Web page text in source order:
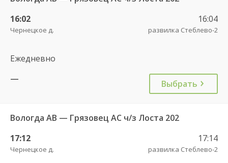
16:02
Чернецкое д.
16:04
развилка Стеблево-2
Ежедневно
—
Выбрать
Вологда АВ — Грязовец АС ч/з Лоста 202
17:12
Чернецкое д.
17:14
развилка Стеблево-2